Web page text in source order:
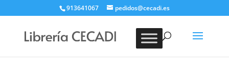
913641067 pedidos@cecadi.es
BUSCAR